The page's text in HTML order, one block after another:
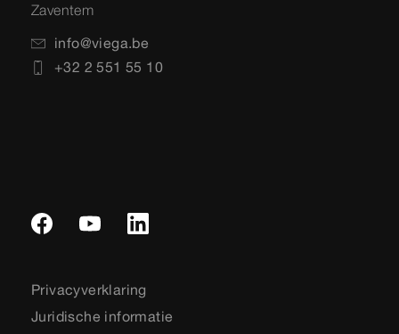
Zaventem
info@viega.be
+32 2 551 55 10
Privacyverklaring
Juridische informatie